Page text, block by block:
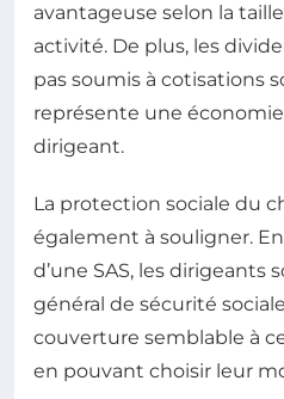
avantageuse selon la
activité. De plus, les
pas soumis à cotisations
représente une
dirigeant.
La protection sociale du
également à souligner.
d’une SAS, les dirigeants
général de sécurité
couverture semblable à
en pouvant choisir leur